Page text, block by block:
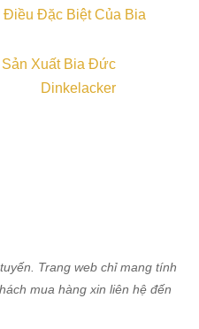
Điều Đặc Biệt Của Bia
Xuất Bia Đức
Dinkelacker
Trang web chỉ mang tính
mua hàng xin liên hệ đến